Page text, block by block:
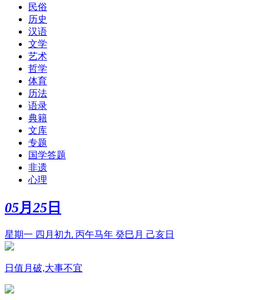
民俗
历史
汉语
文学
艺术
哲学
体育
历法
语录
典籍
文库
专题
国学答题
非遗
心理
05月 25 日
星期一 四月初九 丙午马年 癸巳月 己亥日
日值月破,大事不宜